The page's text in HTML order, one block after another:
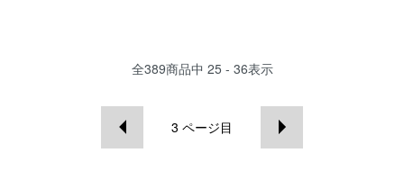
全389商品中 25 - 36表示
3 ページ目